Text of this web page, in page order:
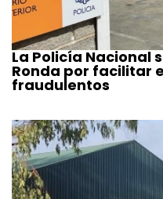
La Policía Nacional
Ronda por facilitar
fraudulentos